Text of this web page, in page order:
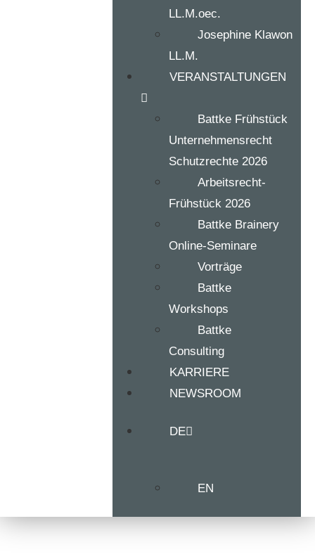
LL.M.oec.
Josephine Klawon
LL.M.
VERANSTALTUNGEN
Battke Frühstück
Unternehmensrecht
Schutzrechte 2026
Arbeitsrecht-
Frühstück 2026
Battke Brainery
Online-Seminare
Vorträge
Battke
Workshops
Battke
Consulting
KARRIERE
NEWSROOM
DE
EN